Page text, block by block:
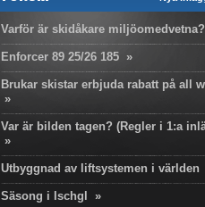
Varför är skidåkare miljöomedvetna?
Enforcer 89 25/26 185 »
Brukar skistar erbjuda rabatt på all
»
Var är bilden tagen? (Regler i 1:a
»
Utbyggnad av liftsystemen i världen
Säsong i Ischgl »